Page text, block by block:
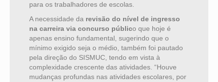
para os trabalhadores de escolas.
A necessidade da revisão do nível de ingresso
na carreira via concurso público que hoje é
apenas ensino fundamental, sugerindo que o
mínimo exigido seja o médio, também foi pautado
pela direção do SISMUC, tendo em vista à
complexidade crescente das atividades. “Houve
mudanças profundas nas atividades escolares, por